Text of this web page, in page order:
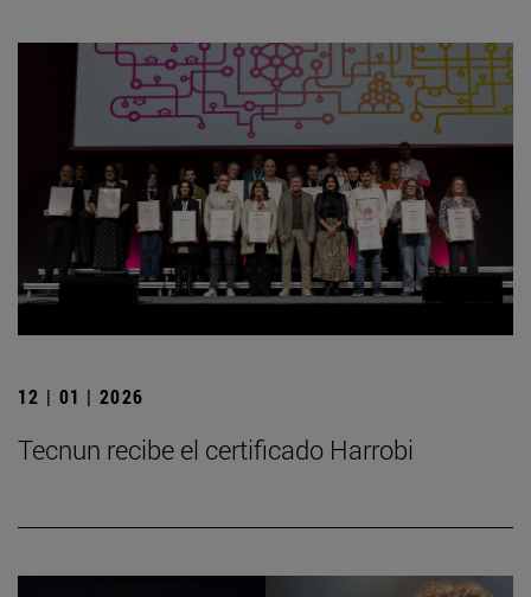
12 | 01 | 2026
Tecnun recibe el certificado Harrobi